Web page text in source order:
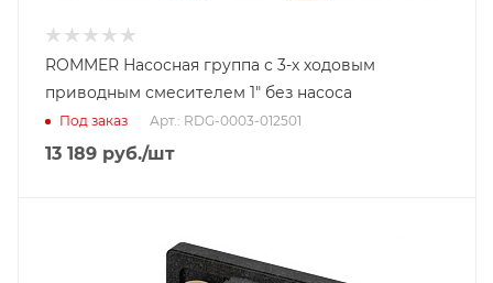
ROMMER Насосная группа с 3-х ходовым
приводным смесителем 1" без насоса
Под заказ Арт.: RDG-0003-012501
13 189 руб./шт
С 3-х ходовым приводным смесителем